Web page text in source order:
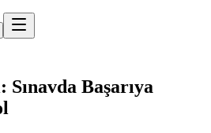
Başarıya